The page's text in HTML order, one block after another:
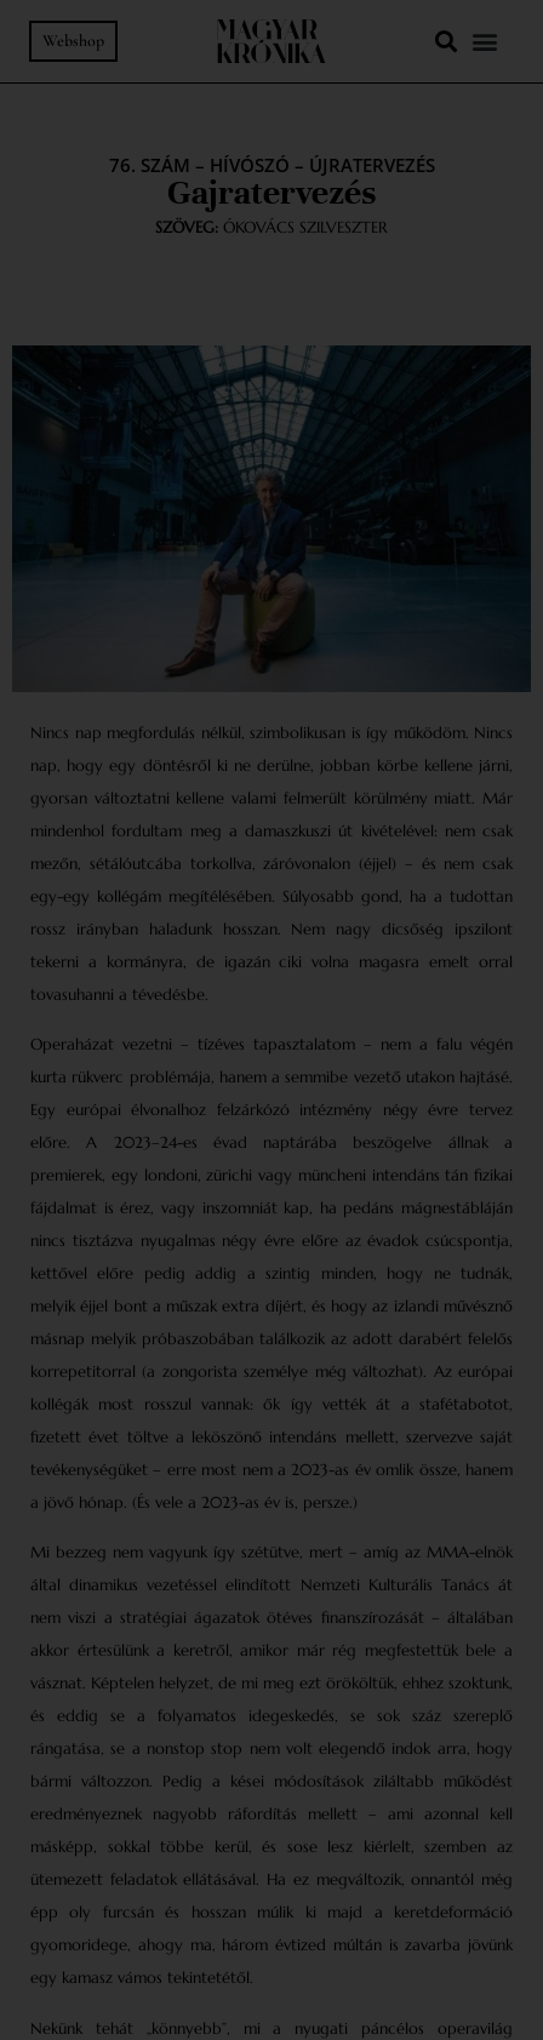
Webshop
76. SZÁM – HÍVÓSZÓ – ÚJRATERVEZÉS
Gajratervezés
SZÖVEG: ÓKOVÁCS SZILVESZTER
Nincs nap megfordulás nélkül, szimbolikusan is így működöm. Nincs
nap, hogy egy döntésről ki ne derülne, jobban körbe kellene járni,
gyorsan változtatni kellene valami felmerült körülmény miatt. Már
mindenhol fordultam meg a damaszkuszi út kivételével: nem csak
mezőn, sétálóutcába torkollva, záróvonalon (éjjel) – és nem csak
egy-egy kollégám megítélésében. Súlyosabb gond, ha a tudottan
rossz irányban haladunk hosszan. Nem nagy dicsőség ipszilont
tekerni a kormányra, de igazán ciki volna magasra emelt orral
tovasuhanni a tévedésbe.
Operaházat vezetni – tízéves tapasztalatom – nem a falu végén
kurta rükverc problémája, hanem a semmibe vezető utakon hajtásé.
Egy európai élvonalhoz felzárkózó intézmény négy évre tervez
előre. A 2023–24-es évad naptárába beszögelve állnak a
premierek, egy londoni, zürichi vagy müncheni intendáns tán fizikai
fájdalmat is érez, vagy inszomniát kap, ha pedáns mágnestábláján
nincs tisztázva nyugalmas négy évre előre az évadok csúcspontja,
kettővel előre pedig addig a szintig minden, hogy ne tudnák,
melyik éjjel bont a műszak extra díjért, és hogy az izlandi művésznő
másnap melyik próbaszobában találkozik az adott darabért felelős
korrepetitorral (a zongorista személye még változhat). Az európai
kollégák most rosszul vannak: ők így vették át a stafétabotot,
fizetett évet töltve a leköszönő intendáns mellett, szervezve saját
tevékenységüket – erre most nem a 2023-as év omlik össze, hanem
a jövő hónap. (És vele a 2023-as év is, persze.)
Mi bezzeg nem vagyunk így szétütve, mert – amíg az MMA-elnök
által dinamikus vezetéssel elindított Nemzeti Kulturális Tanács át
nem viszi a stratégiai ágazatok ötéves finanszírozását – általában
akkor értesülünk a keretről, amikor már rég megfestettük bele a
vásznat. Képtelen helyzet, de mi meg ezt örököltük, ehhez szoktunk,
és eddig se a folyamatos idegeskedés, se sok száz szereplő
rángatása, se a nonstop stop nem volt elegendő indok arra, hogy
bármi változzon. Pedig a kései módosítások ziláltabb működést
eredményeznek nagyobb ráfordítás mellett – ami azonnal kell
másképp, sokkal többe kerül, és sose lesz kiérlelt, szemben az
ütemezett feladatok ellátásával. Ha ez megváltozik, onnantól még
épp oly furcsán és hosszan múlik ki majd a keretdeformáció
gyomoridege, ahogy ma, három évtized múltán is zavarba jövünk
egy kamasz vámos tekintetétől.
Nekünk tehát „könnyebb”, mi a nyugati páncélos operavilág